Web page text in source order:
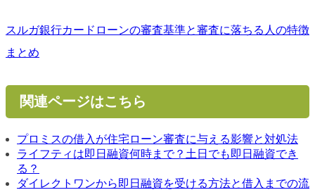
スルガ銀行カードローンの審査基準と審査に落ちる人の特徴
まとめ
関連ページはこちら
プロミスの借入が住宅ローン審査に与える影響と対処法
ライフティは即日融資何時まで？土日でも即日融資でき
る？
ダイレクトワンから即日融資を受ける方法と借入までの流